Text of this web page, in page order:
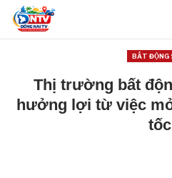
BẤT ĐỘNG
Thị trường bất
hưởng lợi từ việc
tốc